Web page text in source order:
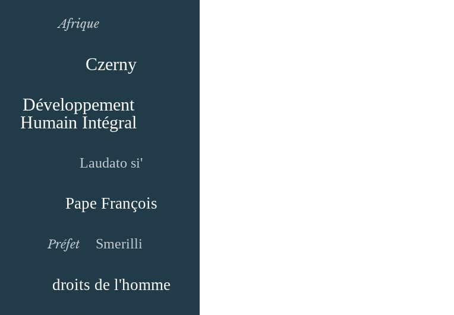
Afrique
Czerny
Développement
Humain Intégral
Laudato si'
Pape François
Préfet Smerilli
droits de l'homme